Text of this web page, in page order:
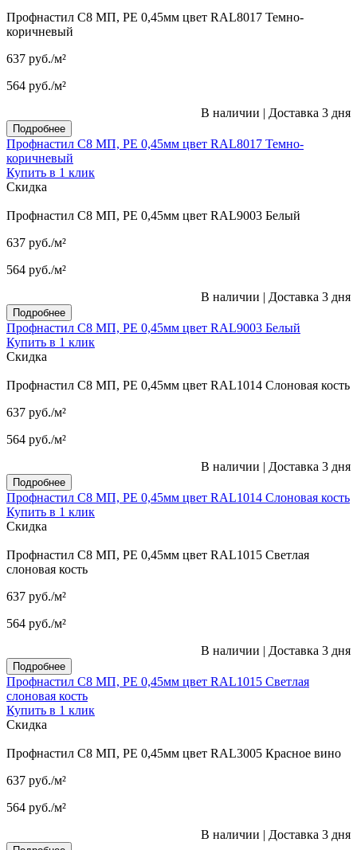
Профнастил С8 МП, PE 0,45мм цвет RAL8017 Темно-
коричневый
637 руб./м²
564 руб./м²
В наличии | Доставка 3 дня
Подробнее
Профнастил С8 МП, PE 0,45мм цвет RAL8017 Темно-
коричневый
Купить в 1 клик
Скидка
Профнастил С8 МП, PE 0,45мм цвет RAL9003 Белый
637 руб./м²
564 руб./м²
В наличии | Доставка 3 дня
Подробнее
Профнастил С8 МП, PE 0,45мм цвет RAL9003 Белый
Купить в 1 клик
Скидка
Профнастил С8 МП, PE 0,45мм цвет RAL1014 Слоновая кость
637 руб./м²
564 руб./м²
В наличии | Доставка 3 дня
Подробнее
Профнастил С8 МП, PE 0,45мм цвет RAL1014 Слоновая кость
Купить в 1 клик
Скидка
Профнастил С8 МП, PE 0,45мм цвет RAL1015 Светлая
слоновая кость
637 руб./м²
564 руб./м²
В наличии | Доставка 3 дня
Подробнее
Профнастил С8 МП, PE 0,45мм цвет RAL1015 Светлая
слоновая кость
Купить в 1 клик
Скидка
Профнастил С8 МП, PE 0,45мм цвет RAL3005 Красное вино
637 руб./м²
564 руб./м²
В наличии | Доставка 3 дня